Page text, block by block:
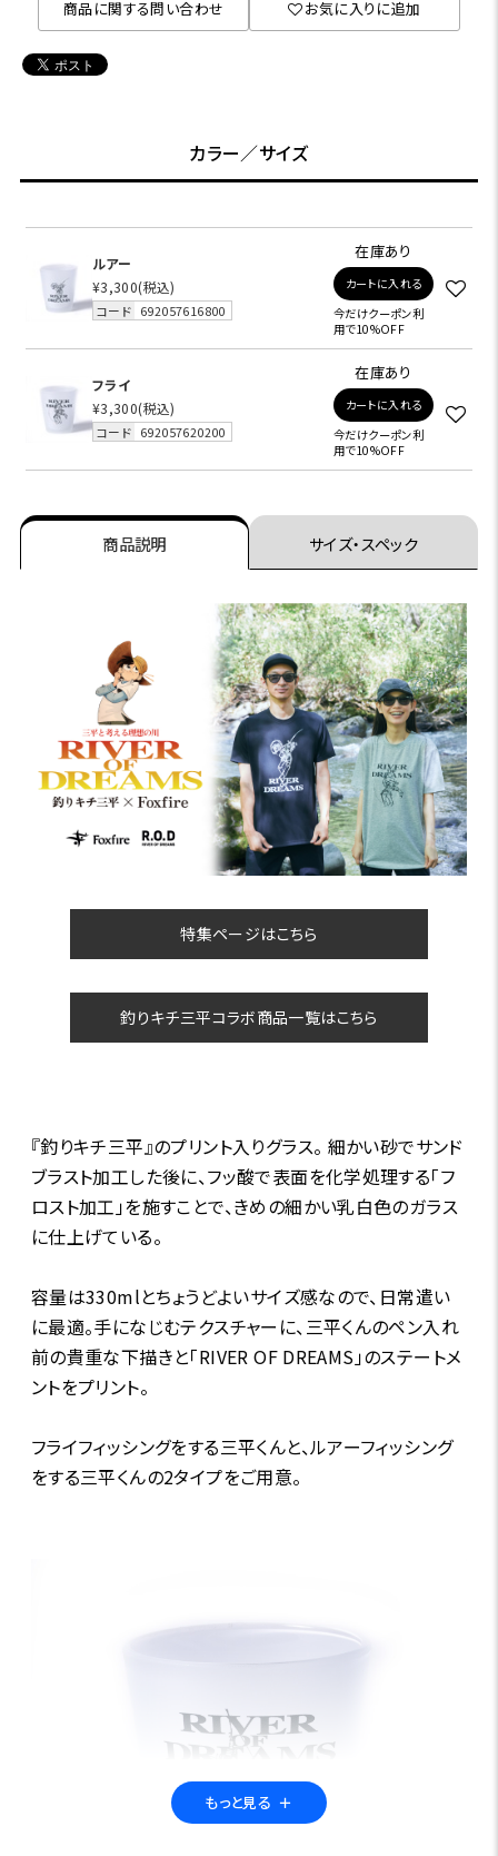
商品に関する問い合わせ お気に入りに追加
カラー／サイズ
ルアー
¥3,300(税込)
コード 692057616800
在庫あり
カートに入れる
今だけクーポン利
用で10%OFF
フライ
¥3,300(税込)
コード 692057620200
在庫あり
カートに入れる
今だけクーポン利
用で10%OFF
商品説明 サイズ・スペック
特集ページはこちら
釣りキチ三平コラボ商品一覧はこちら
『釣りキチ三平』のプリント入りグラス。 細かい砂でサンド
ブラスト加工した後に、フッ酸で表面を化学処理する「フ
ロスト加工」を施すことで、きめの細かい乳白色のガラス
に仕上げている。
容量は330mlとちょうどよいサイズ感なので、日常遣い
に最適。手になじむテクスチャーに、三平くんのペン入れ
前の貴重な下描きと「RIVER OF DREAMS」のステートメ
ントをプリント。
フライフィッシングをする三平くんと、ルアーフィッシング
をする三平くんの2タイプをご用意。
もっと見る ＋